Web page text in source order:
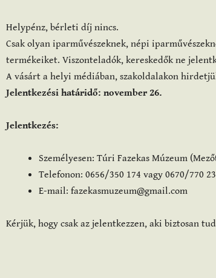
Helypénz, bérleti díj nincs.
Csak olyan iparművészeknek, népi
termékeiket. Viszonteladók, kereskedők ne
A vásárt a helyi médiában, szakoldalakon
Jelentkezési határidő: november 26.
Jelentkezés:
Személyesen: Túri Fazekas Múzeum
Telefonon: 0656/350 174 vagy 0670/770
E-mail: fazekasmuzeum@gmail.com
Kérjük, hogy csak az jelentkezzen, aki biztosan